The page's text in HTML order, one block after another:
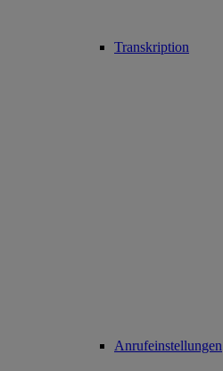
Transkription
Anrufeinstellungen